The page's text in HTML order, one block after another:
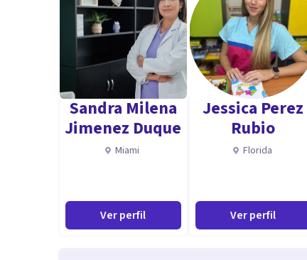
Sandra Milena
Jimenez Duque
Miami
Ver perfil
Jessica Perez
Rubio
Florida
Ver perfil